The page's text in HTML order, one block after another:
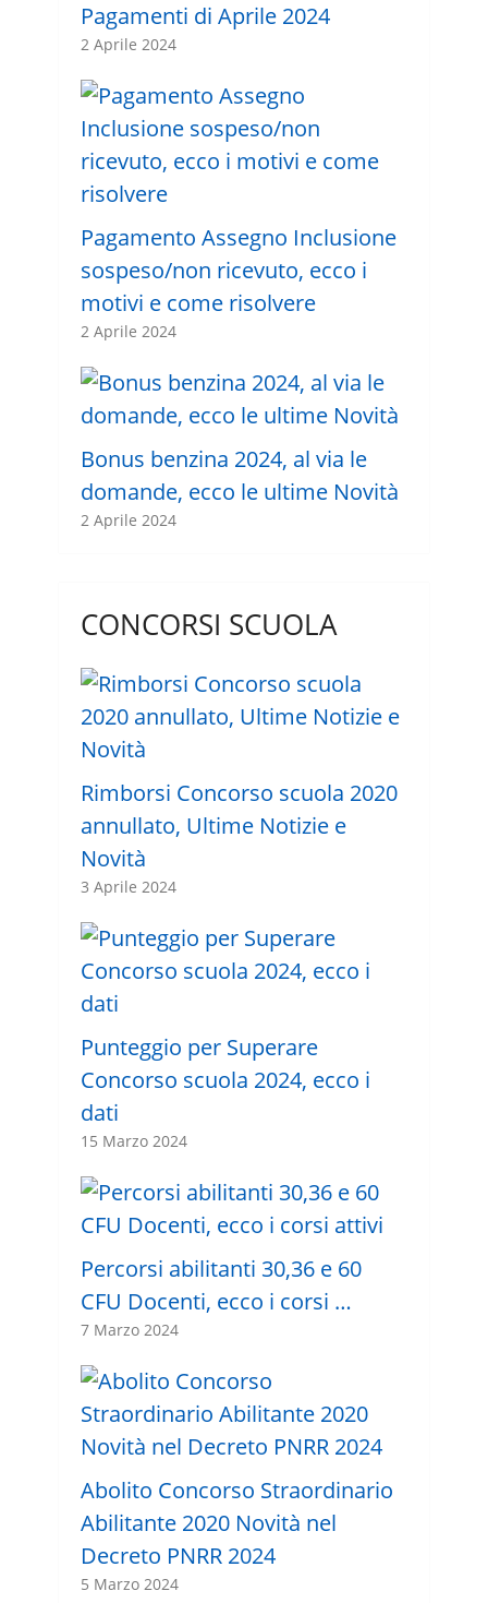
Pagamenti di Aprile 2024
2 Aprile 2024
Pagamento Assegno Inclusione
sospeso/non ricevuto, ecco i
motivi e come risolvere
2 Aprile 2024
Bonus benzina 2024, al via le
domande, ecco le ultime Novità
2 Aprile 2024
CONCORSI SCUOLA
Rimborsi Concorso scuola 2020
annullato, Ultime Notizie e
Novità
3 Aprile 2024
Punteggio per Superare
Concorso scuola 2024, ecco i
dati
15 Marzo 2024
Percorsi abilitanti 30,36 e 60
CFU Docenti, ecco i corsi …
7 Marzo 2024
Abolito Concorso Straordinario
Abilitante 2020 Novità nel
Decreto PNRR 2024
5 Marzo 2024